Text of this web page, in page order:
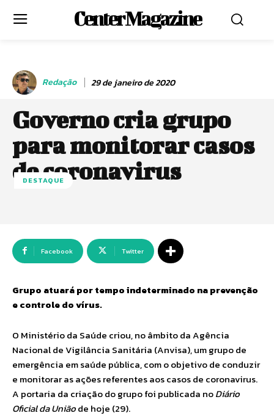
Center Magazine
Redação 29 de janeiro de 2020
Governo cria grupo
para monitorar casos
de coronavirus
DESTAQUE
Facebook Twitter
Grupo atuará por tempo indeterminado na prevenção
e controle do vírus.
O Ministério da Saúde criou, no âmbito da Agência
Nacional de Vigilância Sanitária (Anvisa), um grupo de
emergência em saúde pública, com o objetivo de conduzir
e monitorar as ações referentes aos casos de coronavirus.
A portaria da criação do grupo foi publicada noDiário
Oficial da Uniãode hoje (29).